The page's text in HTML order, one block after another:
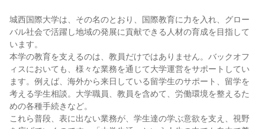
城西国際大学は、その名のとおり、国際教育に力を入れ、グロー
バル社会で活躍し地域の発展に貢献できる人材の育成を目指して
います。
本学の教育を支えるのは、教員だけではありません。バックオフ
ィスにおいても、様々な業務を通じて大学運営をサポートしてい
ます。例えば、海外から来日している留学生のサポート、留学を
考える学生相談。大学職員、教員を含めて、労働環境を整えるた
めの各種手続きなど。
これら普段、表に出ない業務が、学生達の学ぶ意欲を支え、視野